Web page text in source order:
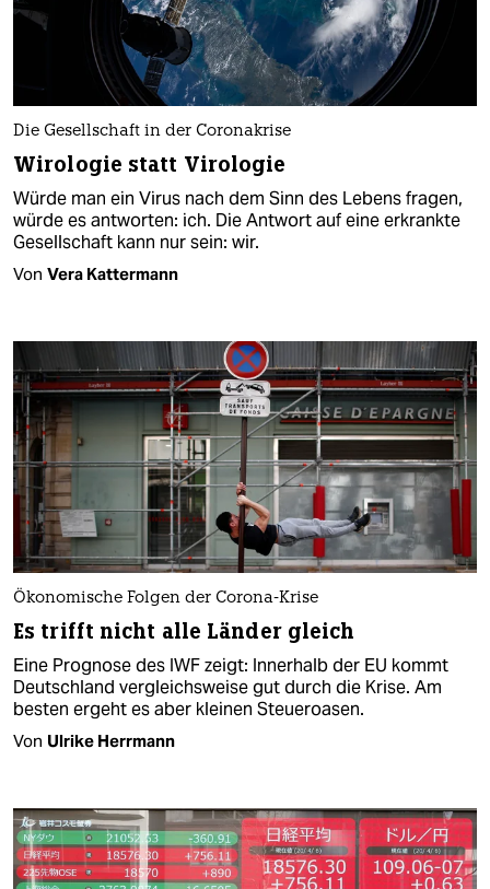
Die Gesellschaft in der Coronakrise
Wirologie statt Virologie
Würde man ein Virus nach dem Sinn des Lebens fragen,
würde es antworten: ich. Die Antwort auf eine erkrankte
Gesellschaft kann nur sein: wir.
Von Vera Kattermann
Ökonomische Folgen der Corona-Krise
Es trifft nicht alle Länder gleich
Eine Prognose des IWF zeigt: Innerhalb der EU kommt
Deutschland vergleichsweise gut durch die Krise. Am
besten ergeht es aber kleinen Steueroasen.
Von Ulrike Herrmann